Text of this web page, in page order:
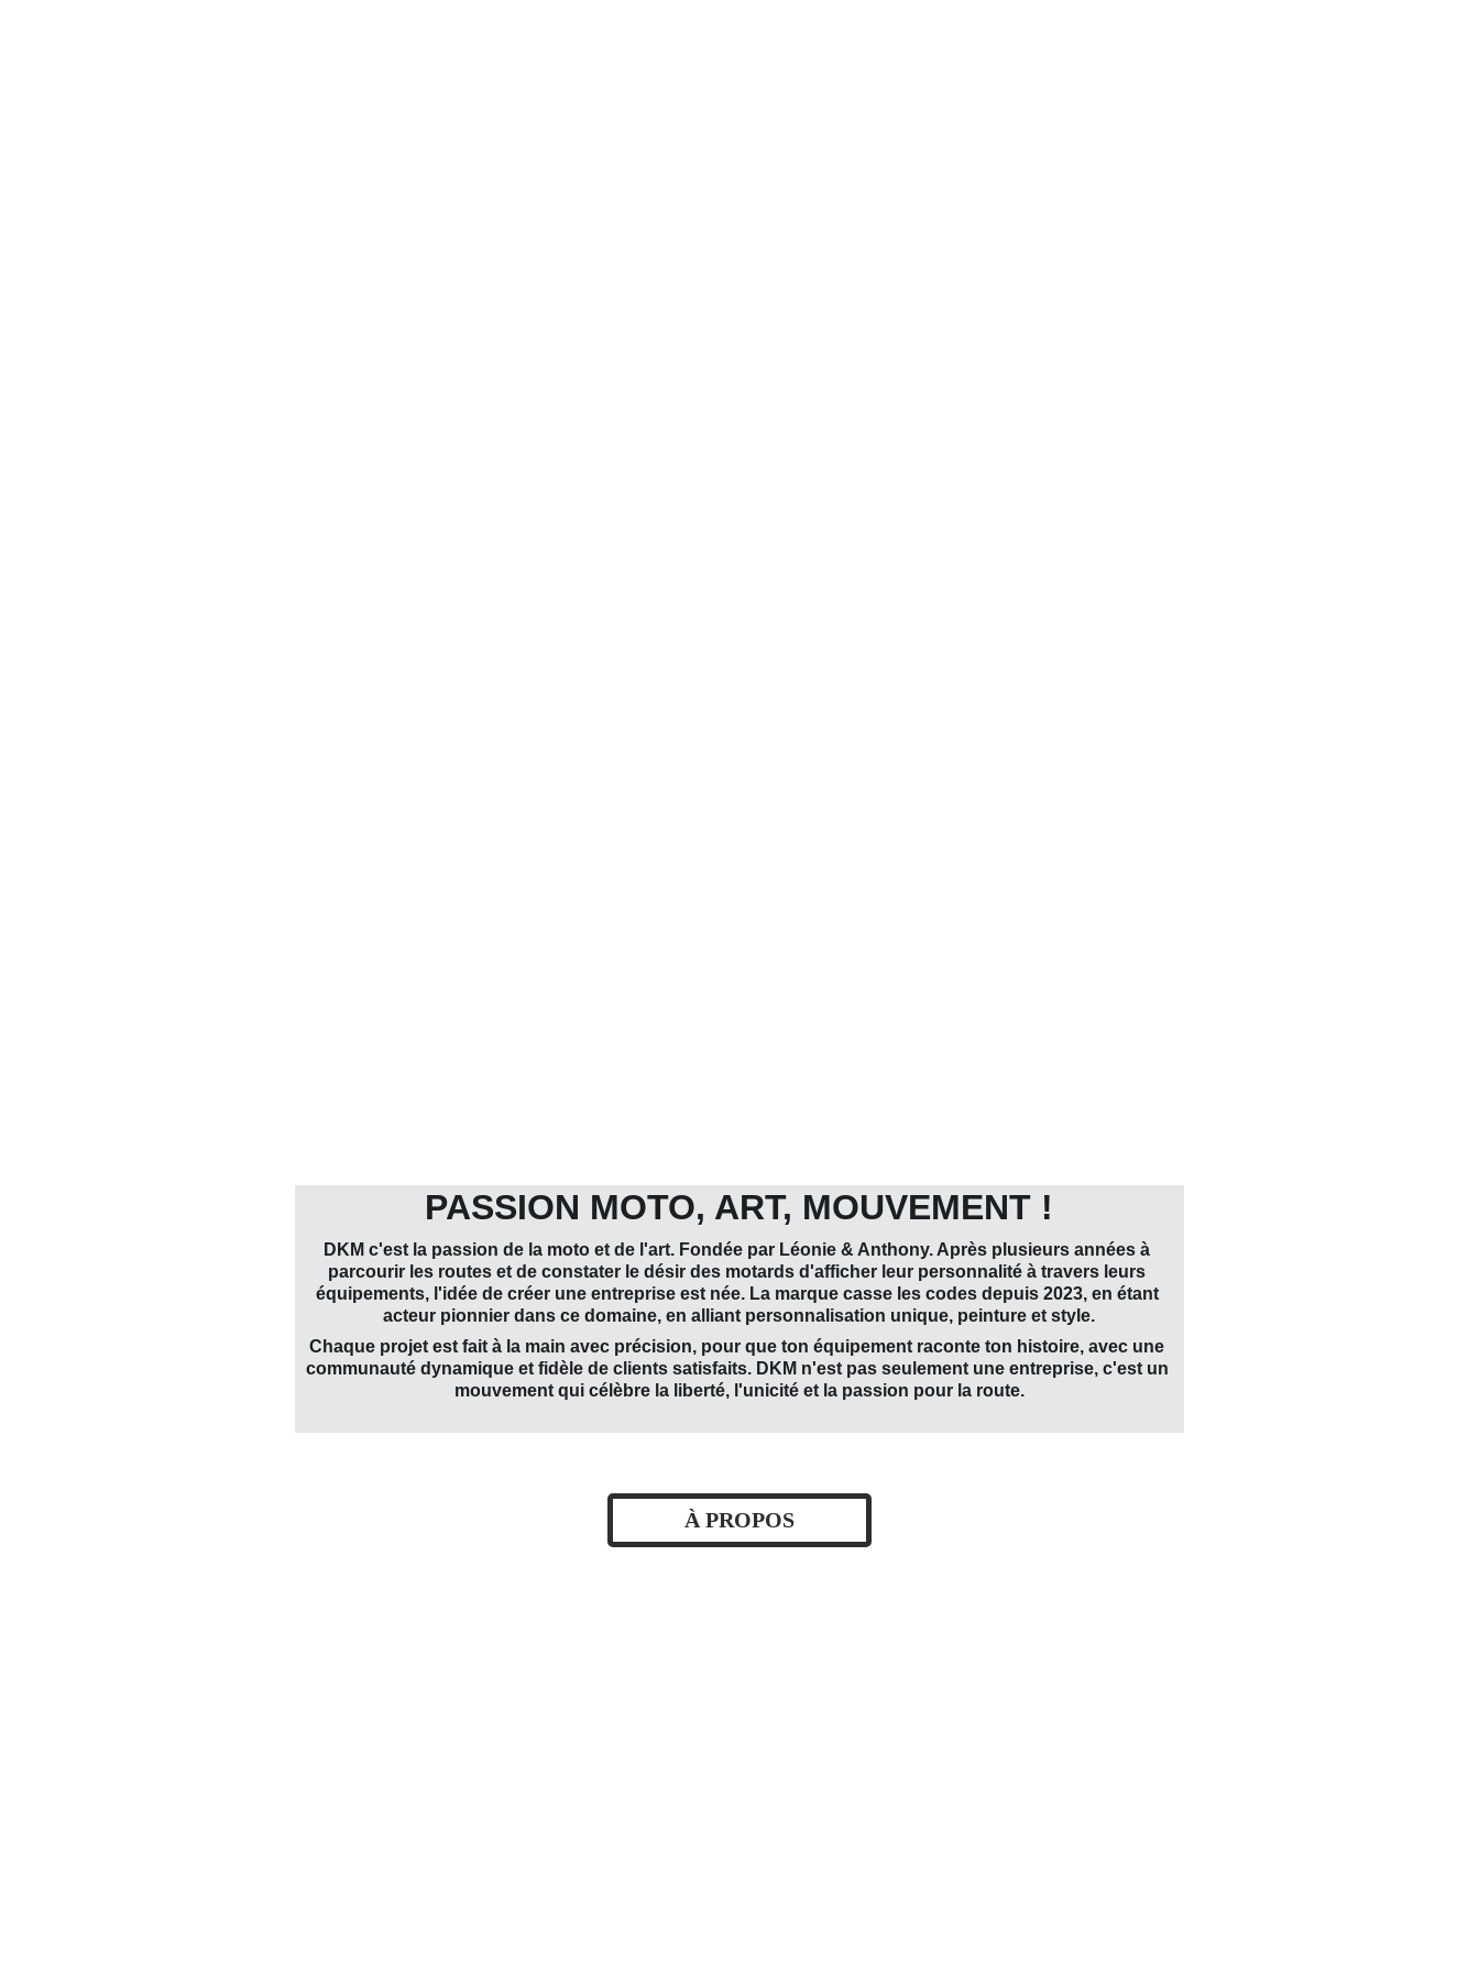
PASSION MOTO, ART, MOUVEMENT !
DKM c'est la passion de la moto et de l'art. Fondée par Léonie & Anthony. Après plusieurs années à
parcourir les routes et de constater le désir des motards d'afficher leur personnalité à travers leurs
équipements, l'idée de créer une entreprise est née. La marque casse les codes depuis 2023, en étant
acteur pionnier dans ce domaine, en alliant personnalisation unique, peinture et style.
Chaque projet est fait à la main avec précision, pour que ton équipement raconte ton histoire, avec une
communauté dynamique et fidèle de clients satisfaits. DKM n'est pas seulement une entreprise, c'est un
mouvement qui célèbre la liberté, l'unicité et la passion pour la route.
À PROPOS